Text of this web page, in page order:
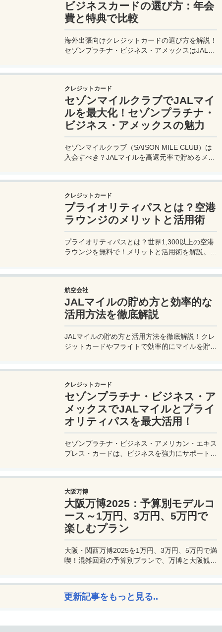
ビジネスカードの選び方：年会
費と特典で比較
海外出張向けクレジットカードの選び方を解説！
セゾンプラチナ・ビジネス・アメックスはJALマ
クレジットカード
セゾンマイルクラブでJALマイ
ルを最大化！セゾンプラチナ・
ビジネス・アメックスの魅力
セゾンマイルクラブ（SAISON MILE CLUB）は
入会すべき？JALマイルを高還元率で貯めるメリ
クレジットカード
プライオリティパスとは？空港
ラウンジのメリットと活用術
プライオリティパスとは？世界1,300以上の空港
ラウンジを無料で！メリットと活用術を解説。セ
航空会社
JALマイルの貯め方と効率的な
活用方法を徹底解説
JALマイルの貯め方と活用方法を徹底解説！クレ
ジットカードやフライトで効率的にマイルを貯
クレジットカード
セゾンプラチナ・ビジネス・ア
メックスでJALマイルとプライ
オリティパスを最大活用！
セゾンプラチナ・ビジネス・アメリカン・エキス
プレス・カードは、ビジネスを強力にサポートす
最適です。初年度の年会費無料も魅力。ステータ
スと実用性を兼ね備えたビジネスカードで、あな
たのビジネスをワンランクアップさせませんか？
大阪万博
大阪万博2025：予算別モデルコ
ース～1万円、3万円、5万円で
楽しむプラン
大阪・関西万博2025を1万円、3万円、5万円で満
喫！混雑回避の予算別プランで、万博と大阪観光
更新記事をもっと見る..